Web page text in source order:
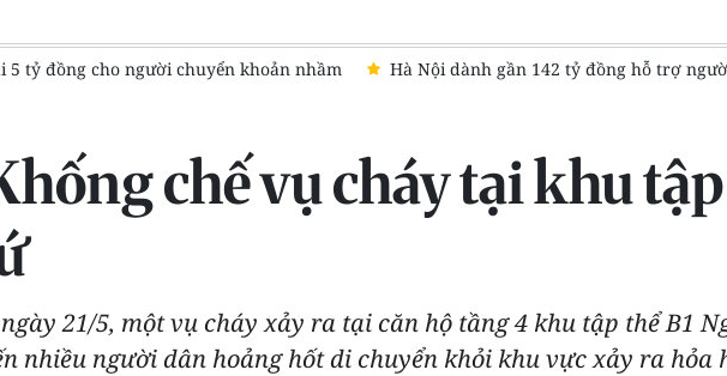
gần 142 tỷ đồng hỗ trợ người tham gia bảo hiểm xã hội, bảo hiểm y tế Đà
chế vụ cháy tại khu
21/5, một vụ cháy xảy ra tại căn hộ tầng 4 khu tập thể B1
nhiều người dân hoảng hốt di chuyển khỏi khu vực xảy ra hỏa